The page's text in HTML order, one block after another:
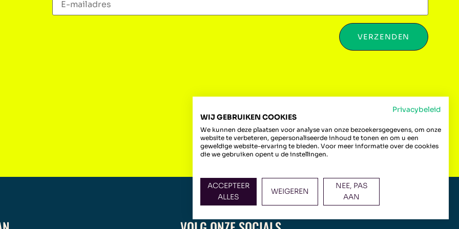
VERZENDEN
Privacybeleid
WIJ GEBRUIKEN COOKIES
We kunnen deze plaatsen voor analyse van onze bezoekersgegevens, om onze
website te verbeteren, gepersonaliseerde inhoud te tonen en om u een
geweldige website-ervaring te bieden. Voor meer informatie over de cookies
die we gebruiken opent u de instellingen.
ACCEPTEER
ALLES
WEIGEREN
NEE, PAS
AAN